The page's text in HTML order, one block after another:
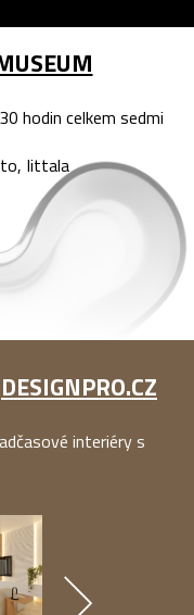
hodin celkem sedmi
Iittala
DESIGNPRO.CZ
interiéry s